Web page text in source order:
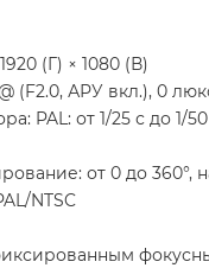
(Г) × 1080 (В)
(F2.0, АРУ вкл.), 0
PAL: от 1/25 с до 1/
от 0 до 360°,
NTSC